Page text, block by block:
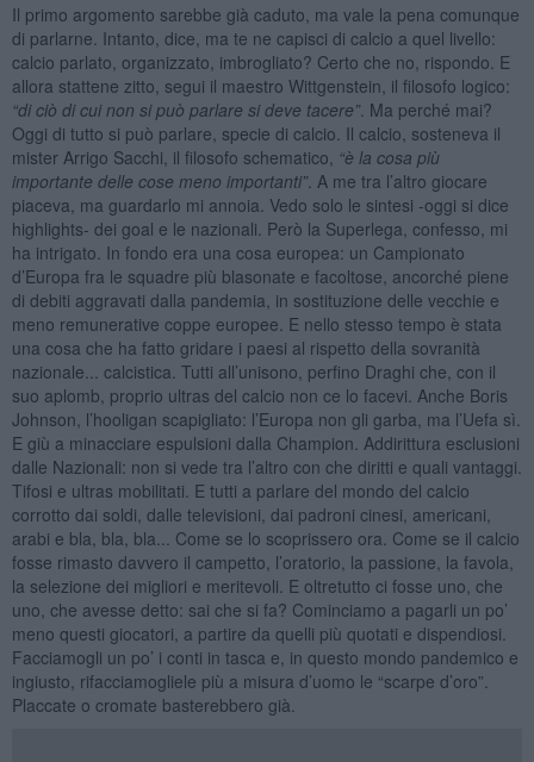
Il primo argomento sarebbe già caduto, ma vale la pena comunque
di parlarne. Intanto, dice, ma te ne capisci di calcio a quel livello:
calcio parlato, organizzato, imbrogliato? Certo che no, rispondo. E
allora stattene zitto, segui il maestro Wittgenstein, il filosofo logico:
“di ciò di cui non si può parlare si deve tacere”. Ma perché mai?
Oggi di tutto si può parlare, specie di calcio. Il calcio, sosteneva il
mister Arrigo Sacchi, il filosofo schematico, “è la cosa più
importante delle cose meno importanti”. A me tra l’altro giocare
piaceva, ma guardarlo mi annoia. Vedo solo le sintesi -oggi si dice
highlights- dei goal e le nazionali. Però la Superlega, confesso, mi
ha intrigato. In fondo era una cosa europea: un Campionato
d’Europa fra le squadre più blasonate e facoltose, ancorché piene
di debiti aggravati dalla pandemia, in sostituzione delle vecchie e
meno remunerative coppe europee. E nello stesso tempo è stata
una cosa che ha fatto gridare i paesi al rispetto della sovranità
nazionale... calcistica. Tutti all’unisono, perfino Draghi che, con il
suo aplomb, proprio ultras del calcio non ce lo facevi. Anche Boris
Johnson, l’hooligan scapigliato: l’Europa non gli garba, ma l’Uefa sì.
E giù a minacciare espulsioni dalla Champion. Addirittura esclusioni
dalle Nazionali: non si vede tra l’altro con che diritti e quali vantaggi.
Tifosi e ultras mobilitati. E tutti a parlare del mondo del calcio
corrotto dai soldi, dalle televisioni, dai padroni cinesi, americani,
arabi e bla, bla, bla... Come se lo scoprissero ora. Come se il calcio
fosse rimasto davvero il campetto, l’oratorio, la passione, la favola,
la selezione dei migliori e meritevoli. E oltretutto ci fosse uno, che
uno, che avesse detto: sai che si fa? Cominciamo a pagarli un po’
meno questi giocatori, a partire da quelli più quotati e dispendiosi.
Facciamogli un po’ i conti in tasca e, in questo mondo pandemico e
ingiusto, rifacciamogliele più a misura d’uomo le “scarpe d’oro”.
Placcate o cromate basterebbero già.